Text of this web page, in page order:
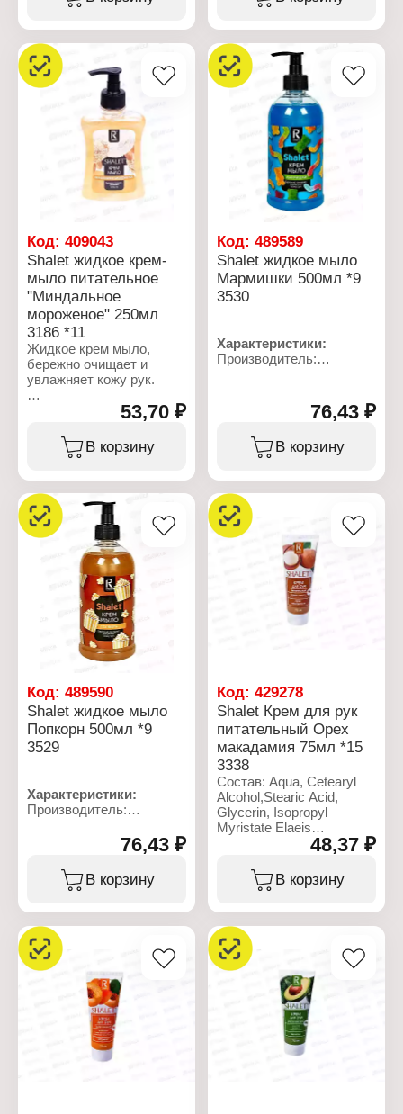
Тип товара: Средство
и зеркал
Форма выпуска:
жидкость с
распылителем
Объем: 500 мл
нержавеющих
поверхностей на кухне и
в ванной комнате. Может
использоваться в
профилактических,
санаторно-курортных,
детских, дошкольных,
школьных и других
аналогичных
учреждениях. Состав:
карбонат кальция,
карбонат натрия,
щавелевая,
парфюмерная
композиция.
Ренессанс Косметик
Бренд: Sanchist
Артикул: 3211
Вариация: Чистящий
Назначение:
универсальный
Код: 409043
Shalet жидкое крем-
мыло питательное
"Миндальное
мороженое" 250мл
3186 *11
Жидкое крем мыло,
бережно очищает и
увлажняет кожу рук.
Характеристики:
Ренессанс Косметик
Бренд: Shalet
жидкое
Назначение: для рук
Вариация: питательное
Форма выпуска: крем-
Аромат: "Миндальное
мороженое"
Объем: 250 мл
53,70 ₽
В корзину
Код:489589
Shalet жидкое мыло
Мармишки 500мл *9
3530
Характеристики:
Производитель:
Тип товара: Мыло
жидкое
Назначение: для рук
мыло
Аромат: "Мармишки"
Объем: 500 мл
76,43 ₽
В корзину
Код: 489590
Shalet жидкое мыло
Попкорн 500мл *9
3529
Характеристики:
Производитель:
Тип товара: Мыло
жидкое
Форма выпуска: крем-
мыло
Аромат: "Попкорн"
Объем: 500 мл
76,43 ₽
В корзину
Код:429278
Shalet Крем для рук
питательный Орех
макадамия 75мл *15
3338
Состав: Aqua, Cetearyl
Alcohol,Stearic Acid,
Glycerin, Isopropyl
Myristate Elaeis
Guineensis Oil,Paraffinum
Liquidum, Mineral Oil,
Parfum, Сyclomethicone,
Hydrated Silica,
Характеристики:
Производитель:
Ренессанс Косметик
Бренд: Shalet
Артикул: 3338
Тип товара: Крем для рук
Эффект: питательный
Название: "Орех
48,37 ₽
В корзину